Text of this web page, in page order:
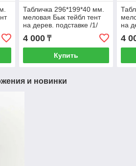
Табличка 296*199*40 мм.
меловая Бык тейбл тент
на дерев. подставке /1/
4 000₸
Купить
на
4
и новинки